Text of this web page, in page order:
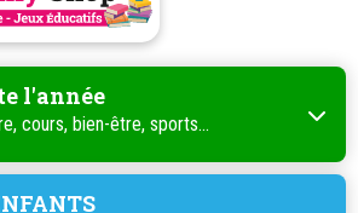
l'année
cours, bien-être, sports...